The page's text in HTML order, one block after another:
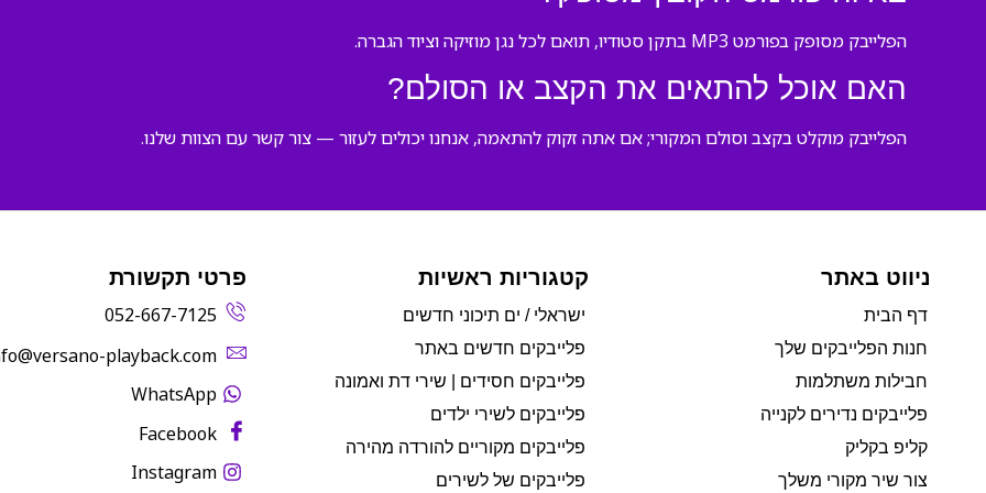
הפלייבק מסופק בפורמט MP3 בתקן סטודיו, תואם לכל נגן מוזיקה וציוד הגברה.
האם אוכל להתאים את הקצב או הסולם?
הפלייבק מוקלט בקצב וסולם המקורי; אם אתה זקוק להתאמה, אנחנו יכולים לעזור — צור קשר עם הצוות שלנו.
ניווט באתר
דף הבית
חנות הפלייבקים שלך
חבילות משתלמות
פלייבקים נדירים לקנייה
קליפ בקליק
צור שיר מקורי משלך
קטגוריות ראשיות
ישראלי / ים תיכוני חדשים
פלייבקים חדשים באתר
פלייבקים חסידים | שירי דת ואמונה
פלייבקים לשירי ילדים
פלייבקים מקוריים להורדה מהירה
פלייבקים של לשירים
פרטי תקשורת
052-667-7125
playback.com‬
WhatsApp
Facebook
Instagram